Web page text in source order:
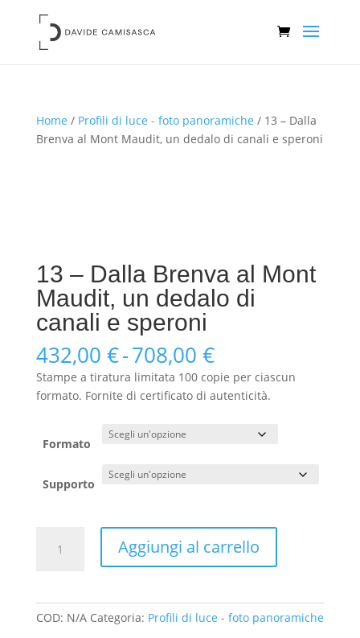
Home / Profili di luce - foto panoramiche / 13 – Dalla
Brenva al Mont Maudit, un dedalo di canali e speroni
13 – Dalla Brenva al Mont
Maudit, un dedalo di
canali e speroni
432,00 €-708,00 €Fascia
di
prezzo:
da
432,00 €
Stampe a tiratura limitata 100 copie per ciascun
formato. Fornite di certificato di autenticità.
Formato
Supporto
Aggiungi al carrello
COD: N/A Categoria: Profili di luce - foto panoramiche